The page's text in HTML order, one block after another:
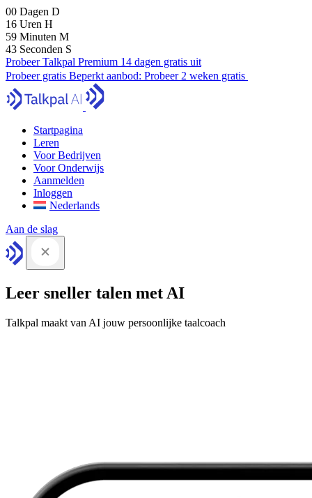
00 Dagen D
16 Uren H
59 Minuten M
42 Seconden S
Probeer Talkpal Premium 14 dagen gratis uit
Probeer gratis Beperkt aanbod: Probeer 2 weken gratis
Startpagina
Leren
Voor Bedrijven
Voor Onderwijs
Aanmelden
Inloggen
Nederlands
Aan de slag
Leer sneller talen met AI
Talkpal maakt van AI jouw persoonlijke taalcoach